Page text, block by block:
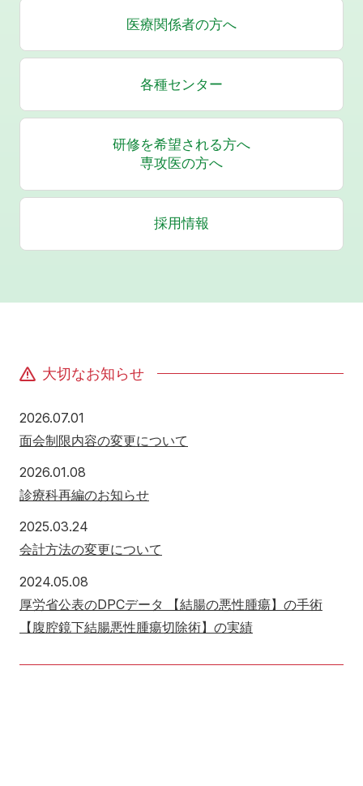
医療関係者の方へ
各種センター
研修を希望される方へ
専攻医の方へ
採用情報
大切なお知らせ
2026.07.01
面会制限内容の変更について
2026.01.08
診療科再編のお知らせ
2025.03.24
会計方法の変更について
2024.05.08
厚労省公表のDPCデータ 【結腸の悪性腫瘍】の手術
【腹腔鏡下結腸悪性腫瘍切除術】の実績